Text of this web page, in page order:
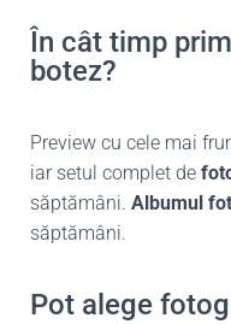
În cât timp
botez?
Preview cu cele mai
iar setul complet de
săptămâni. Albumul
săptămâni.
Pot alege